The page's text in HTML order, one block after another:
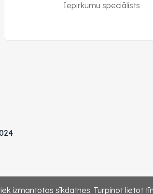
Iepirkumu speciālists
izmantotas sīkdatnes. Turpinot lietot